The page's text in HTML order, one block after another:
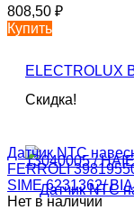
808,50 ₽
Купить
Скидка!
Датчик NTC
FERROLI
SIME 6231362/
Нет в наличии